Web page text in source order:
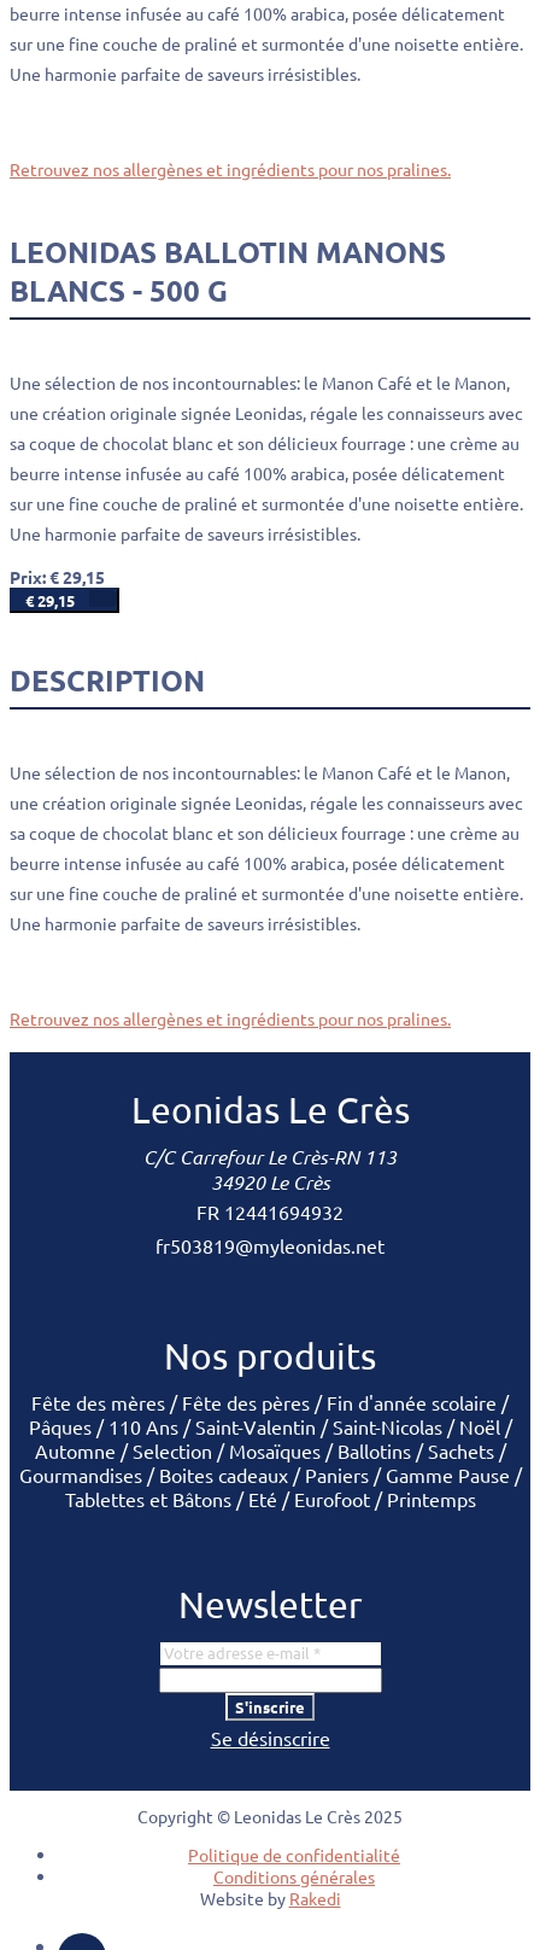
beurre intense infusée au café 100% arabica, posée délicatement
sur une fine couche de praliné et surmontée d'une noisette entière.
Une harmonie parfaite de saveurs irrésistibles.
Retrouvez nos allergènes et ingrédients pour nos pralines.
LEONIDAS BALLOTIN MANONS
BLANCS - 500 G
Une sélection de nos incontournables: le Manon Café et le Manon,
une création originale signée Leonidas, régale les connaisseurs avec
sa coque de chocolat blanc et son délicieux fourrage : une crème au
beurre intense infusée au café 100% arabica, posée délicatement
sur une fine couche de praliné et surmontée d'une noisette entière.
Une harmonie parfaite de saveurs irrésistibles.
Prix: € 29,15
€ 29,15
DESCRIPTION
Une sélection de nos incontournables: le Manon Café et le Manon,
une création originale signée Leonidas, régale les connaisseurs avec
sa coque de chocolat blanc et son délicieux fourrage : une crème au
beurre intense infusée au café 100% arabica, posée délicatement
sur une fine couche de praliné et surmontée d'une noisette entière.
Une harmonie parfaite de saveurs irrésistibles.
Retrouvez nos allergènes et ingrédients pour nos pralines.
Leonidas Le Crès
C/C Carrefour Le Crès-RN 113
34920 Le Crès
FR 12441694932
fr503819@myleonidas.net
Nos produits
Fête des mères Fête des pères
Fin d'année scolaire
Pâques
110 Ans Saint-Valentin Saint-Nicolas
Noël
Automne
Selection Mosaïques Ballotins
Sachets
Gourmandises
Boites cadeaux Paniers
Gamme Pause
Tablettes et Bâtons
Eté Eurofoot Printemps
Newsletter
S'inscrire
Se désinscrire
Copyright © Leonidas Le Crès 2025
Politique de confidentialité
Conditions générales
Website by Rakedi